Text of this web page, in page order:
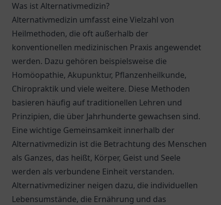
Was ist Alternativmedizin?
Alternativmedizin umfasst eine Vielzahl von
Heilmethoden, die oft außerhalb der
konventionellen medizinischen Praxis angewendet
werden. Dazu gehören beispielsweise die
Homöopathie, Akupunktur, Pflanzenheilkunde,
Chiropraktik und viele weitere. Diese Methoden
basieren häufig auf traditionellen Lehren und
Prinzipien, die über Jahrhunderte gewachsen sind.
Eine wichtige Gemeinsamkeit innerhalb der
Alternativmedizin ist die Betrachtung des Menschen
als Ganzes, das heißt, Körper, Geist und Seele
werden als verbundene Einheit verstanden.
Alternativmediziner neigen dazu, die individuellen
Lebensumstände, die Ernährung und das